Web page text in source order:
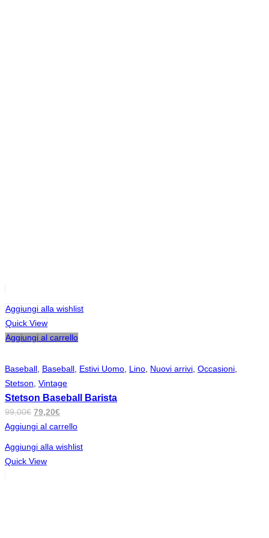
Aggiungi alla wishlist
Quick View
Aggiungi al carrello
Baseball, Baseball, Estivi Uomo, Lino, Nuovi arrivi, Occasioni,
Stetson, Vintage
Stetson Baseball Barista
99,00€ Il
prezzo
era:
79,20€Il
prezzo
Aggiungi al carrello
Aggiungi alla wishlist
Quick View